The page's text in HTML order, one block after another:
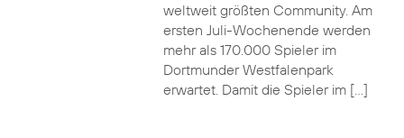
weltweit größten Community. Am
ersten Juli-Wochenende werden
mehr als 170.000 Spieler im
Dortmunder Westfalenpark
erwartet. Damit die Spieler im […]